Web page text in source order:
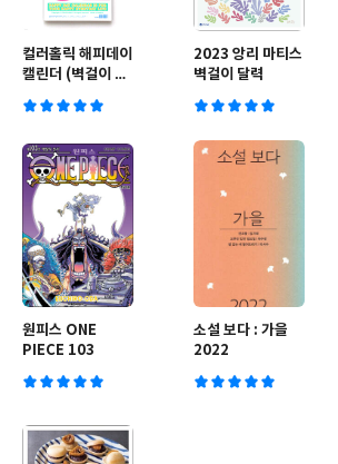
컬러홀릭 해피데이
캘린더 (벽걸이 달
2023 앙리 마티스
벽걸이 달력
원피스 ONE
PIECE 103
소설 보다 : 가을
2022